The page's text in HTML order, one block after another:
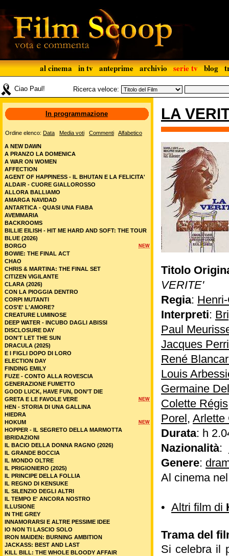
al cinema in tv anteprime archivio serie tv blog
Ciao Paul! Ricerca veloce:
LA
Titolo
VERITE'
Regia:
Interpreti:
Paul
Jacques
René
Louis
Germaine
Colette Régis
Porel, Arlette
Durata: h
Nazionalità:
Genere:
Al cinema
• Altri film di
Trama del
Si celebra il
In programmazione
Ordine elenco: Data Media voti Commenti Alfabetico
A NEW DAWN
A PRANZO LA DOMENICA
A WAR ON WOMEN
AFFECTION
AGENT OF HAPPINESS - IL BHUTAN E LA FELICITA'
ALDAIR - CUORE GIALLOROSSO
ALLORA BALLIAMO
AMARGA NAVIDAD
ANTARTICA - QUASI UNA FIABA
AVEMMARIA
BACKROOMS
BILLIE EILISH - HIT ME HARD AND SOFT: THE TOUR
BLUE (2026)
NEW
BORGO
BOWIE: THE FINAL ACT
CHAO
CHRIS & MARTINA: THE FINAL SET
CITIZEN VIGILANTE
CLARA (2026)
CON LA PIOGGIA DENTRO
CORPI MUTANTI
COS'E' L'AMORE?
CREATURE LUMINOSE
DEEP WATER - INCUBO DAGLI ABISSI
DISCLOSURE DAY
DON'T LET THE SUN
DRACULA (2025)
E I FIGLI DOPO DI LORO
ELECTION DAY
FINDING EMILY
FUZE - CONTO ALLA ROVESCIA
GENERAZIONE FUMETTO
GOOD LUCK, HAVE FUN, DON’T DIE
NEW
GRETA E LE FAVOLE VERE
HEN - STORIA DI UNA GALLINA
HIEDRA
NEW
HOKUM
HOPPER - IL SEGRETO DELLA MARMOTTA
IBRIDAZIONI
IL BACIO DELLA DONNA RAGNO (2026)
IL GRANDE BOCCIA
IL MONDO OLTRE
IL PRIGIONIERO (2025)
IL PRINCIPE DELLA FOLLIA
IL REGNO DI KENSUKE
IL SILENZIO DEGLI ALTRI
IL TEMPO E' ANCORA NOSTRO
ILLUSIONE
IN THE GREY
INNAMORARSI E ALTRE PESSIME IDEE
IO NON TI LASCIO SOLO
IRON MAIDEN: BURNING AMBITION
JACKASS: BEST AND LAST
KILL BILL: THE WHOLE BLOODY AFFAIR